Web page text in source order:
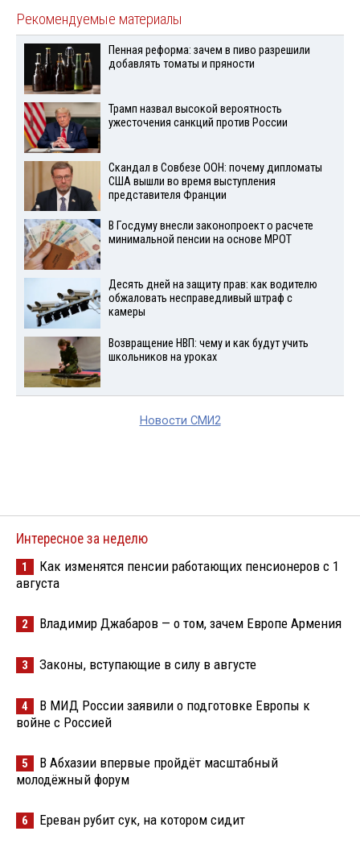
Рекомендуемые материалы
Пенная реформа: зачем в пиво разрешили
добавлять томаты и пряности
Трамп назвал высокой вероятность
ужесточения санкций против России
Скандал в Совбезе ООН: почему дипломаты
США вышли во время выступления
представителя Франции
В Госдуму внесли законопроект о расчете
минимальной пенсии на основе МРОТ
Десять дней на защиту прав: как водителю
обжаловать несправедливый штраф с
камеры
Возвращение НВП: чему и как будут учить
школьников на уроках
Новости СМИ2
Интересное за неделю
1
Как изменятся пенсии работающих пенсионеров с 1
августа
2 Владимир Джабаров — о том, зачем Европе Армения
3 Законы, вступающие в силу в августе
4
В МИД России заявили о подготовке Европы к
войне с Россией
5
В Абхазии впервые пройдёт масштабный
молодёжный форум
6 Ереван рубит сук, на котором сидит